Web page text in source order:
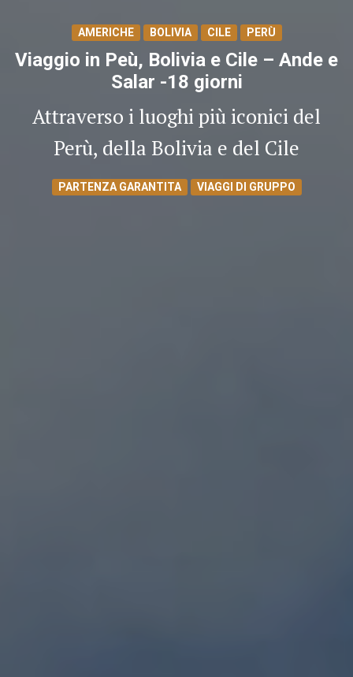
AMERICHE BOLIVIA CILE PERÙ
Viaggio in Peù, Bolivia e Cile – Ande e
Salar -18 giorni
Attraverso i luoghi più iconici del
Perù, della Bolivia e del Cile
PARTENZA GARANTITA VIAGGI DI GRUPPO